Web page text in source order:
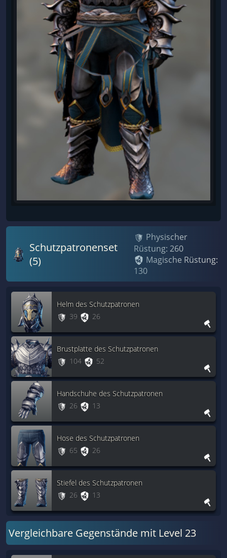
Schutzpatronenset
(5)
Physischer
Rüstung: 260
Magische Rüstung:
130
Helm des Schutzpatronen
39
26
Brustplatte des Schutzpatronen
104
52
Handschuhe des Schutzpatronen
26
13
Hose des Schutzpatronen
65
26
Stiefel des Schutzpatronen
26
13
Vergleichbare Gegenstände mit Level 23